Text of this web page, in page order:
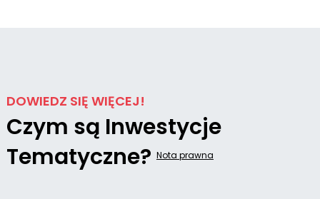
DOWIEDZ SIĘ WIĘCEJ!
Czym są Inwestycje
Tematyczne? Nota prawna